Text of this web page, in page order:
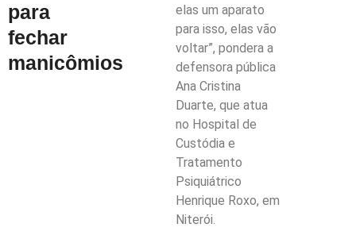
para
fechar
manicômios
elas um aparato
para isso, elas vão
voltar”, pondera a
defensora pública
Ana Cristina
Duarte, que atua
no Hospital de
Custódia e
Tratamento
Psiquiátrico
Henrique Roxo, em
Niterói.